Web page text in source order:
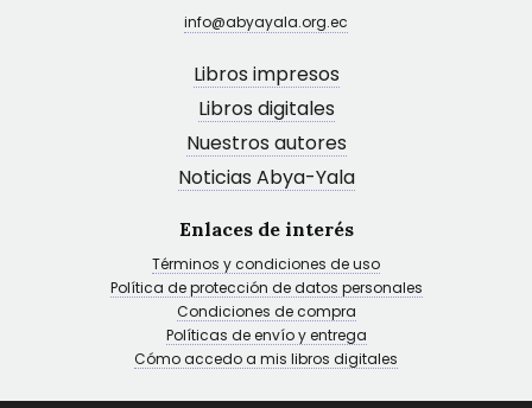
info@abyayala.org.ec
Libros impresos
Libros digitales
Nuestros autores
Noticias Abya-Yala
Enlaces de interés
Términos y condiciones de uso
Política de protección de datos personales
Condiciones de compra
Políticas de envío y entrega
Cómo accedo a mis libros digitales